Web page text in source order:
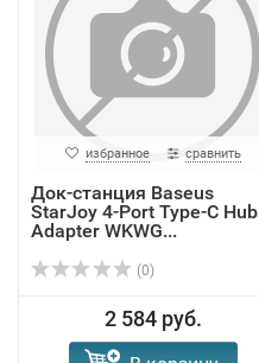
избранное сравнить
Док-станция Baseus
StarJoy 4-Port Type-C Hub
Adapter WKWG...
(0)
2 584 руб.